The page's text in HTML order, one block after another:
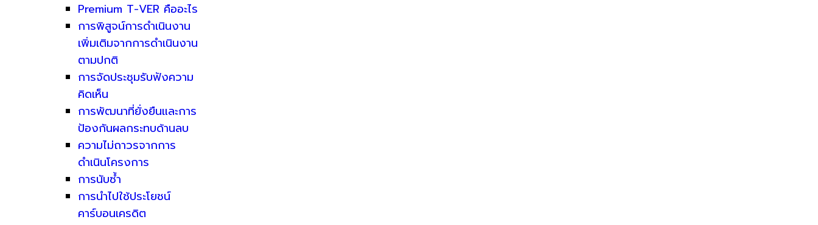
Premium T-VER คืออะไร
การพิสูจน์การดำเนินงาน
เพิ่มเติมจากการดำเนินงาน
ตามปกติ
การจัดประชุมรับฟังความ
คิดเห็น
การพัฒนาที่ยั่งยืนและการ
ป้องกันผลกระทบด้านลบ
ความไม่ถาวรจากการ
ดำเนินโครงการ
การนับซ้ำ
การนำไปใช้ประโยชน์
คาร์บอนเครดิต